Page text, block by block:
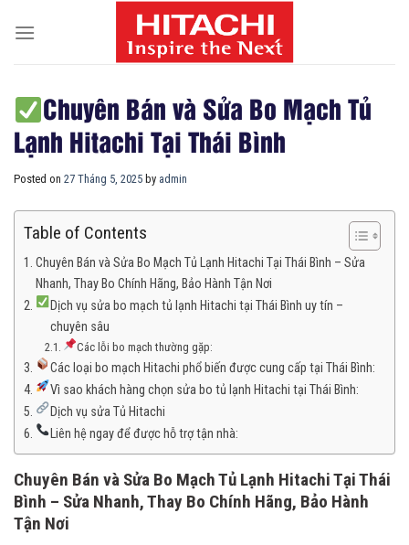
Chuyên Bán và Sửa Bo Mạch Tủ
Lạnh Hitachi Tại Thái Bình
Posted on 27 Tháng 5, 2025 by admin
Table of Contents
Chuyên Bán và Sửa Bo Mạch Tủ Lạnh Hitachi Tại Thái Bình – Sửa
Nhanh, Thay Bo Chính Hãng, Bảo Hành Tận Nơi
Dịch vụ sửa bo mạch tủ lạnh Hitachi tại Thái Bình uy tín –
chuyên sâu
Các lỗi bo mạch thường gặp:
Các loại bo mạch Hitachi phổ biến được cung cấp tại Thái Bình:
Vì sao khách hàng chọn sửa bo tủ lạnh Hitachi tại Thái Bình:
Dịch vụ sửa Tủ Hitachi
Liên hệ ngay để được hỗ trợ tận nhà:
Chuyên Bán và Sửa Bo Mạch Tủ Lạnh Hitachi Tại Thái
Bình – Sửa Nhanh, Thay Bo Chính Hãng, Bảo Hành
Tận Nơi